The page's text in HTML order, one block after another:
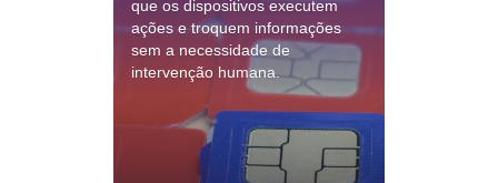
que os dispositivos executem
ações e troquem informações
sem a necessidade de
intervenção humana.